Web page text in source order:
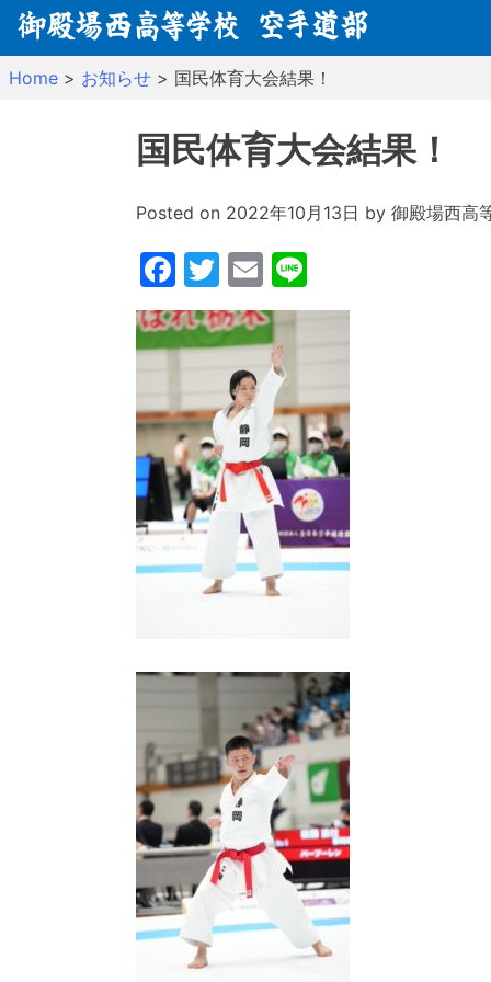
Skip
Home > お知らせ > 国民体育大会結果！
国民体育大会結果！
Posted on 2022年10月13日 by 御殿場西高
Facebook
Twitter
Email